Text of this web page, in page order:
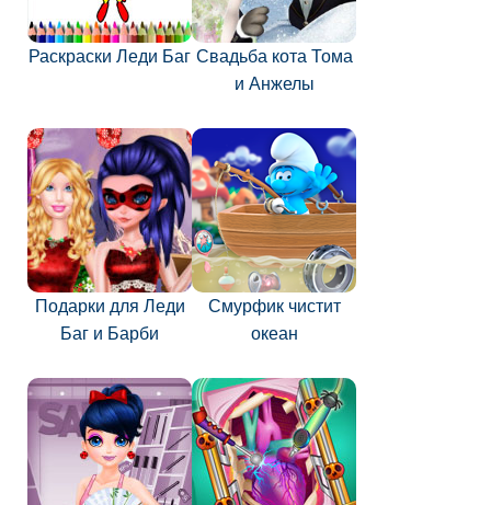
Раскраски Леди Баг Свадьба кота Тома
и Анжелы
Подарки для Леди
Баг и Барби
Смурфик чистит
океан